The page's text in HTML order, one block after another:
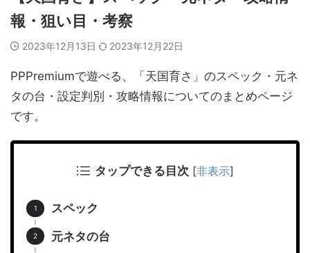
報・狙い目・考察
2023年12月13日 2023年12月22日
PPPremiumで遊べる、「天国育さ」のスペック・元ネ
タの台・設定判別・攻略情報についてのまとめページ
です。
タップできる目次 [非表示]
スペック
元ネタの台